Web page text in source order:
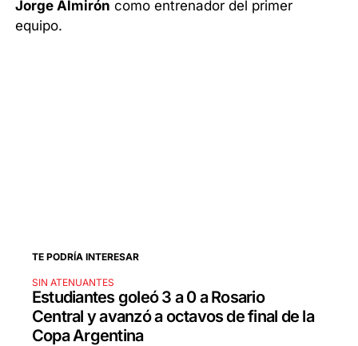
Jorge Almirón como entrenador del primer
equipo.
TE PODRÍA INTERESAR
SIN ATENUANTES
Estudiantes goleó 3 a 0 a Rosario
Central y avanzó a octavos de final de la
Copa Argentina